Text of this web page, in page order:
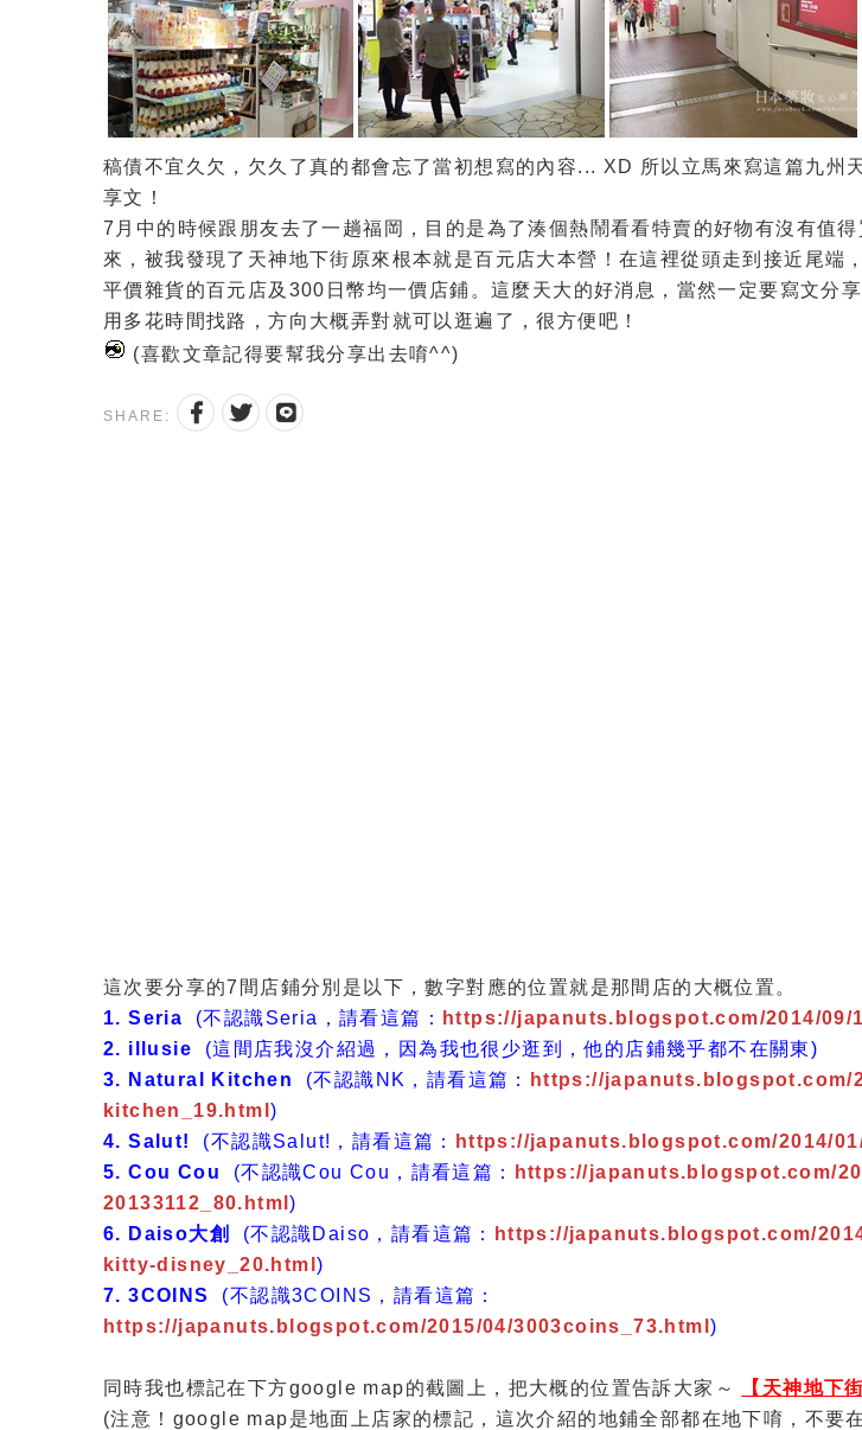
稿債不宜久欠，欠久了真的都會忘了當初想寫的內容... XD 所以立馬來寫這篇九州
享文！
7月中的時候跟朋友去了一趟福岡，目的是為了湊個熱鬧看看特賣的好物有沒有值
來，被我發現了天神地下街原來根本就是百元店大本營！在這裡從頭走到接近尾端
平價雜貨的百元店及300日幣均一價店鋪。這麼天大的好消息，當然一定要寫文分
用多花時間找路，方向大概弄對就可以逛遍了，很方便吧！
(喜歡文章記得要幫我分享出去唷^^)
SHARE:
這次要分享的7間店鋪分別是以下，數字對應的位置就是那間店的大概位置。
1. Seria (不認識Seria，請看這篇： https://japanuts.blogspot.com/2014/09/
2. illusie (這間店我沒介紹過，因為我也很少逛到，他的店鋪幾乎都不在關東)
3. Natural Kitchen (不認識NK，請看這篇：
https://japanuts.blogspot.com/
kitchen_19.html )
4. Salut! (不認識Salut!，請看這篇： https://japanuts.blogspot.com/2014/
5. Cou Cou (不認識Cou Cou，請看這篇：
https://japanuts.blogspot.com/
20133112_80.html)
6. Daiso大創 (不認識Daiso，請看這篇：
https://japanuts.blogspot.com/
kitty-disney_20.html )
7. 3COINS (不認識3COINS，請看這篇：
https://japanuts.blogspot.com/2015/04/3003coins_73.html)
同時我也標記在下方google map的截圖上，把大概的位置告訴大家～
【天神地下
(注意！google map是地面上店家的標記，這次介紹的地鋪全部都在地下唷，不要